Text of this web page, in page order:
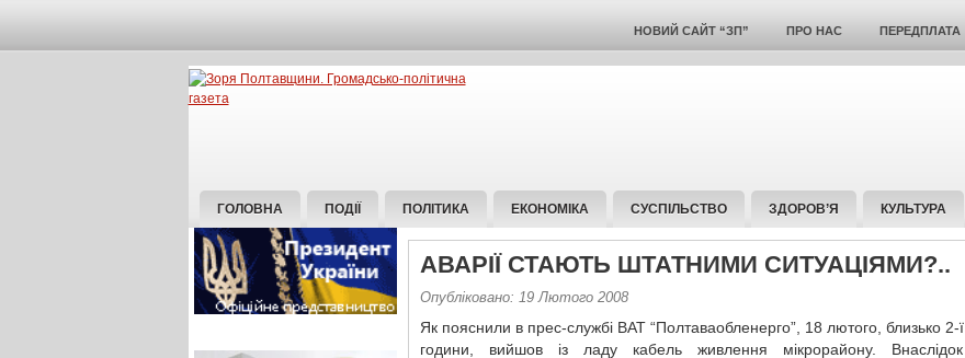
НОВИЙ САЙТ “ЗП” ПРО НАС ПЕРЕДПЛАТА
ГОЛОВНА ПОДІЇ ПОЛІТИКА ЕКОНОМІКА СУСПІЛЬСТВО ЗДОРОВ’Я КУЛЬТУРА
АВАРІЇ СТАЮТЬ ШТАТНИМИ СИТУАЦІЯМИ?..
Опубліковано: 19 Лютого 2008
Як пояснили в прес-службі ВАТ “Полтаваобленерго”, 18 лютого, близько 2-ї
години, вийшов із ладу кабель живлення мікрорайону. Внаслідок